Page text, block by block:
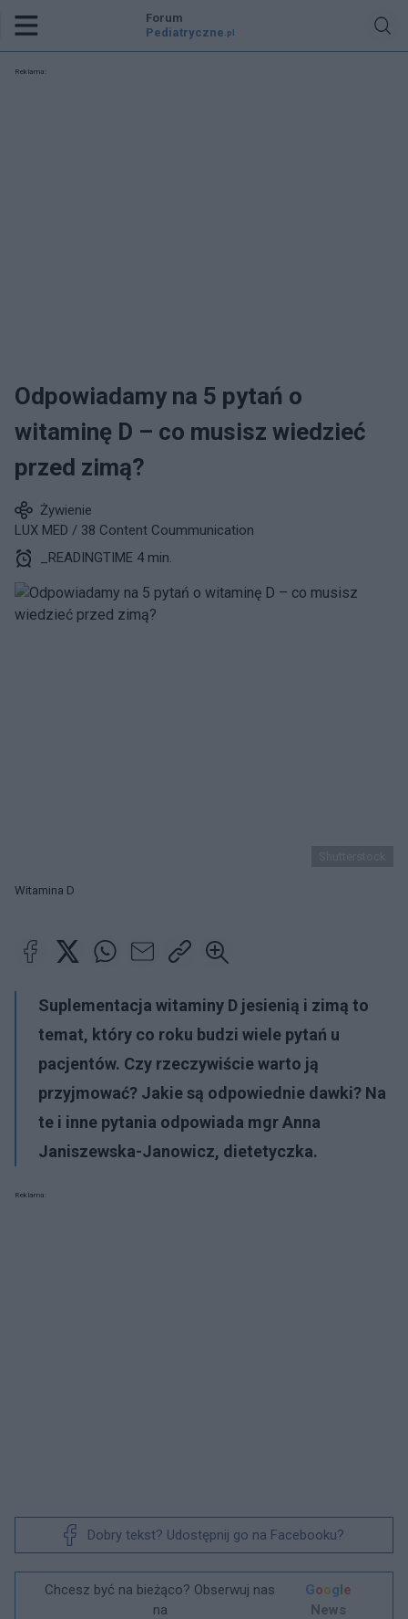
Forum
Pediatryczne .pl
Reklama:
Odpowiadamy na 5 pytań o
witaminę D – co musisz wiedzieć
przed zimą?
Żywienie
LUX MED / 38 Content Coummunication
_READINGTIME 4 min.
Witamina D
Suplementacja witaminy D jesienią i zimą to
temat, który co roku budzi wiele pytań u
pacjentów. Czy rzeczywiście warto ją
przyjmować? Jakie są odpowiednie dawki? Na
te i inne pytania odpowiada mgr Anna
Janiszewska-Janowicz, dietetyczka.
Reklama:
Dobry tekst? Udostępnij go na Facebooku?
Chcesz być na bieżąco? Obserwuj nas
na
Google
News